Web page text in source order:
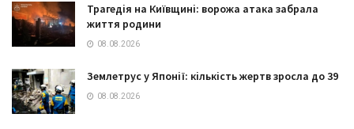
Трагедія на Київщині: ворожа атака забрала
життя родини
08.08.2026
Землетрус у Японії: кількість жертв зросла до 39
08.08.2026